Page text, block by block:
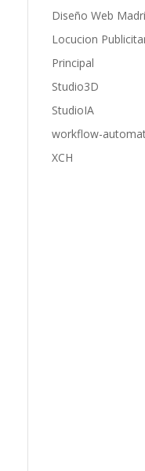
Diseño Web
Locucion
Principal
Studio3D
StudioIA
workflow-
XCH